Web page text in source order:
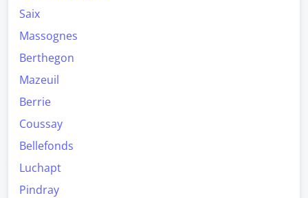
Saix
Massognes
Berthegon
Mazeuil
Berrie
Coussay
Bellefonds
Luchapt
Pindray